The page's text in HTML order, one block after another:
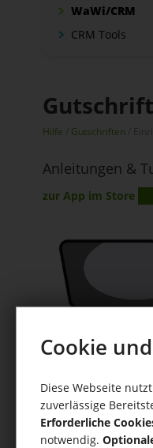
WaWi/CRM
CRM Tools
Hilfe Gutschriften
Anleitungen &
zur App im Store
Cookie
Diese Webseite
zuverlässige
Erforderliche
notwendig.